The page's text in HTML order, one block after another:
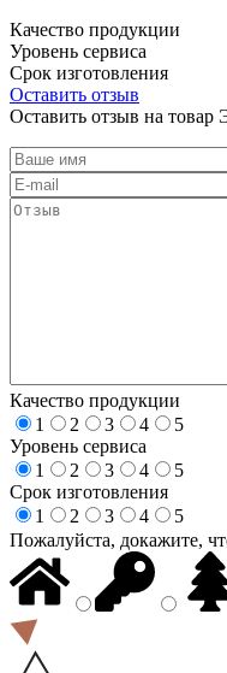
Качество продукции
Уровень сервиса
Срок изготовления
Оставить отзыв
Оставить отзыв на товар
Качество продукции
1
2 3 4
5
Уровень сервиса
1
2 3 4
5
Срок изготовления
1
2 3 4
5
Пожалуйста, докажите,